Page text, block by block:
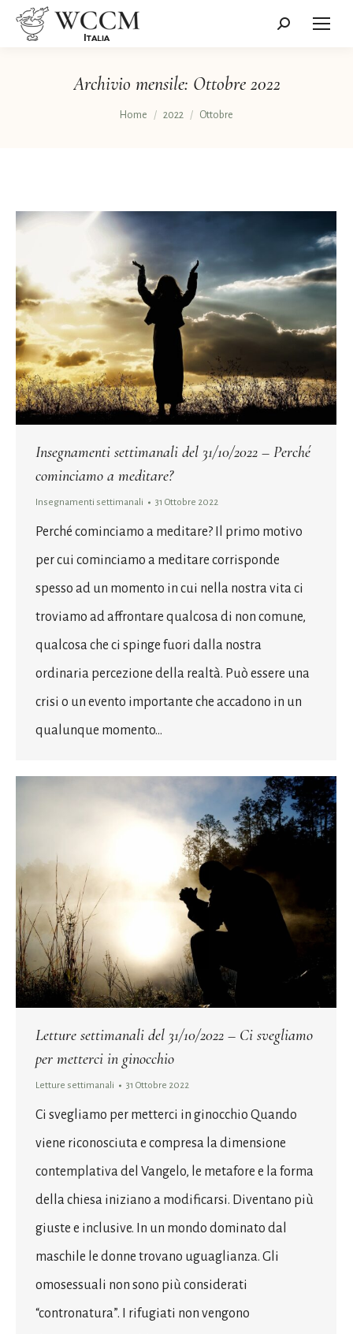
Cerca:
Archivio mensile: Ottobre 2022
Tu sei qui:
Home 2022 Ottobre
Insegnamenti settimanali del 31/10/2022 – Perché
cominciamo a meditare?
Insegnamenti settimanali 31 Ottobre 2022
Perché cominciamo a meditare? Il primo motivo
per cui cominciamo a meditare corrisponde
spesso ad un momento in cui nella nostra vita ci
troviamo ad affrontare qualcosa di non comune,
qualcosa che ci spinge fuori dalla nostra
ordinaria percezione della realtà. Può essere una
crisi o un evento importante che accadono in un
qualunque momento…
Letture settimanali del 31/10/2022 – Ci svegliamo
per metterci in ginocchio
Letture settimanali 31 Ottobre 2022
Ci svegliamo per metterci in ginocchio Quando
viene riconosciuta e compresa la dimensione
contemplativa del Vangelo, le metafore e la forma
della chiesa iniziano a modificarsi. Diventano più
giuste e inclusive. In un mondo dominato dal
maschile le donne trovano uguaglianza. Gli
omosessuali non sono più considerati
“contronatura”. I rifugiati non vengono